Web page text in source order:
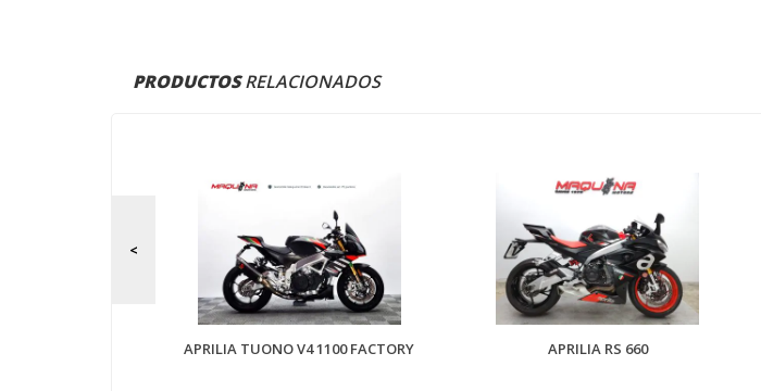
PRODUCTOSRELACIONADOS
APRILIA TUONO V4 1100 FACTORY APRILIA RS 660